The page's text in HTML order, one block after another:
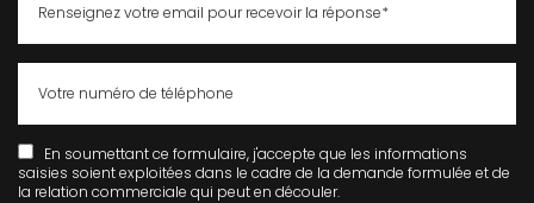
En soumettant ce formulaire, j'accepte que les informations
saisies soient exploitées dans le cadre de la demande formulée et de
la relation commerciale qui peut en découler.